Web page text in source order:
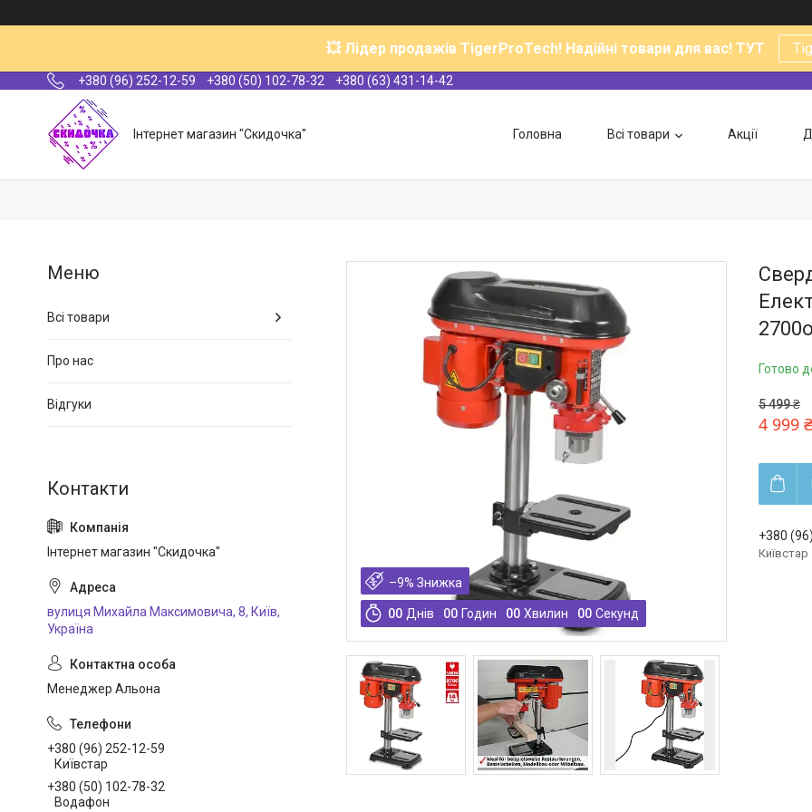
💥 Лідер продажів TigerProTech! Надійні товари для вас! ТУТ
+380 (96) 252-12-59 +380 (50) 102-78-32 +380 (63) 431-14-42
Інтернет магазин "Скидочка" Головна Всі товари Акції
–9%
00 Днів 00 Годин 00 Хвилин 00 Секунд
Готово
5 499 ₴
4 999 ₴
+380
Київстар
Всі товари
Про нас
Відгуки
Інтернет магазин "Скидочка"
вулиця Михайла Максимовича, 8, Київ,
Україна
Менеджер Альона
+380 (96) 252-12-59
Київстар
+380 (50) 102-78-32
Водафон